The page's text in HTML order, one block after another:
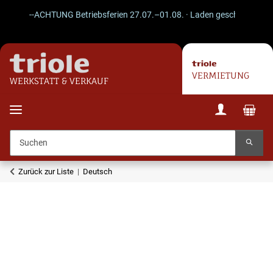
--ACHTUNG Betriebsferien 27.07.–01.08. · Laden geschlossen ·
WERKSTATT & VERKAUF
VERMIETUNG
Zurück zur Liste Deutsch